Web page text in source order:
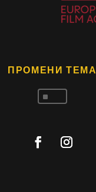
ПРОМЕНИ ТЕМА
^